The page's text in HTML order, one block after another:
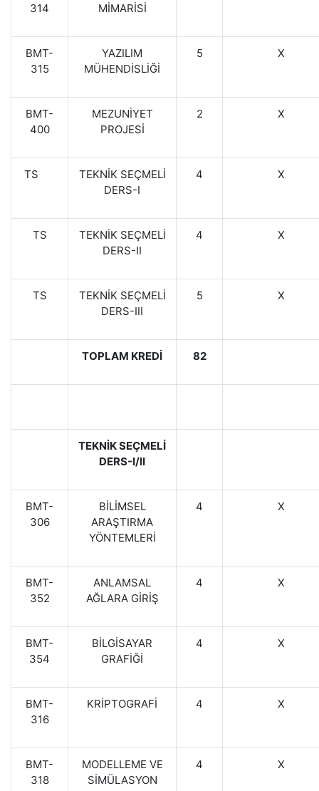
314
MİMARİSİ
BMT-
315
YAZILIM
MÜHENDİSLİĞİ
5 X
BMT-
400
MEZUNİYET
PROJESİ
2 X
TS
TEKNİK SEÇMELİ
DERS-I
4 X
TS
TEKNİK SEÇMELİ
DERS-II
4 X
TS
TEKNİK SEÇMELİ
DERS-III
5 X
TOPLAM KREDİ 82
TEKNİK SEÇMELİ
DERS-I/II
BMT-
306
BİLİMSEL
ARAŞTIRMA
YÖNTEMLERİ
4 X
BMT-
352
ANLAMSAL
AĞLARA GİRİŞ
4 X
BMT-
354
BİLGİSAYAR
GRAFİĞİ
4 X
BMT-
316
KRİPTOGRAFİ 4 X
BMT-
318
MODELLEME VE
SİMÜLASYON
4 X